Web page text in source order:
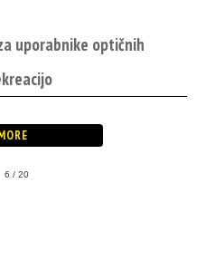
uporabnike optičnih
6 / 20